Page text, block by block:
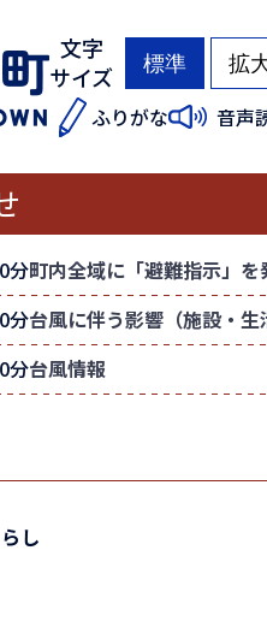
文字
サイズ
標準
（
期
拡
（
期
ふりがな 音声
分町内全域に「避難指示」を
分台風に伴う影響（施設・生
分台風情報
し